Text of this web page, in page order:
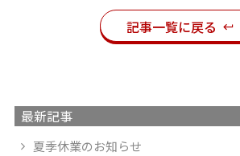
記事一覧に戻る
最新記事
夏季休業のお知らせ